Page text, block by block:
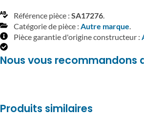
Référence pièce : SA17276.
Catégorie de pièce : Autre marque.
Pièce garantie d'origine constructeur :
Nous vous recommandons
Produits similaires